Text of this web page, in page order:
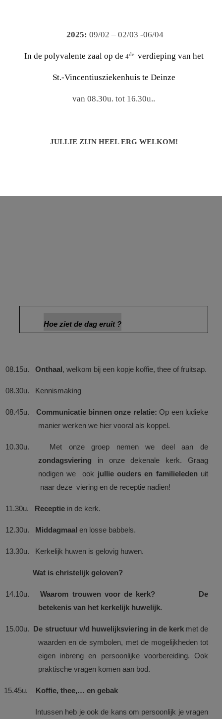
2025: 09/02 – 02/03 -06/04
In de polyvalente zaal op de 4de verdieping van het
St.-Vincentiusziekenhuis te Deinze
van 08.30u. tot 16.30u..
JULLIE ZIJN HEEL ERG WELKOM!
Hoe ziet de dag eruit ?
08.15u.Onthaal , welkom bij een kopje koffie, thee of fruitsap.
08.30u. Kennismaking
08.45u. Communicatie binnen onze relatie:Op een ludieke
manier werken we hier vooral als koppel.
10.30u. Met onze groep nemen we deel aan de
zondagsviering in onze dekenale kerk. Graag
nodigen we ook jullie ouders en familieleden uit
naar deze viering en de receptie nadien!
11.30u. Receptie in de kerk.
12.30u. Middagmaal en losse babbels.
13.30u. Kerkelijk huwen is gelovig huwen.
Wat is christelijk geloven?
14.10u.Waarom trouwen voor de kerk? De
betekenis van het kerkelijk huwelijk.
15.00u. De structuur v/d huwelijksviering in de kerkmet de
waarden en de symbolen, met de mogelijkheden tot
eigen inbreng en persoonlijke voorbereiding. Ook
praktische vragen komen aan bod.
Koffie, thee,… en gebak
heb je ook de kans om persoonlijk je vragen